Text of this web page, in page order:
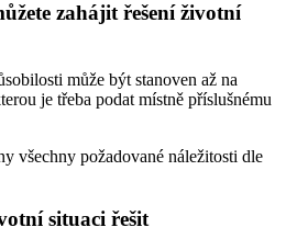
zahájit řešení životní
může být stanoven až na
je třeba podat místně příslušnému
všechny požadované náležitosti dle
situaci řešit